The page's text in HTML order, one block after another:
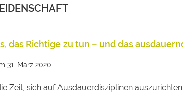
das Richtige zu tun – und das
31. März 2020
Zeit, sich auf Ausdauerdisziplinen